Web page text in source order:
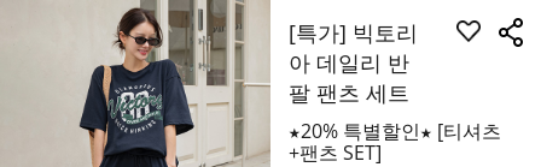
[특가] 빅토리
아 데일리 반
팔 팬츠 세트
★20% 특별할인★ [티셔츠
+팬츠 SET]